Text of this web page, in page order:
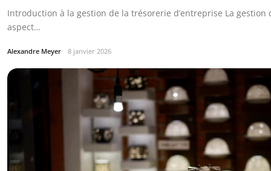
Introduction à la gestion de la trésorerie d’entreprise La
aspect…
Alexandre Meyer 8 janvier 2026